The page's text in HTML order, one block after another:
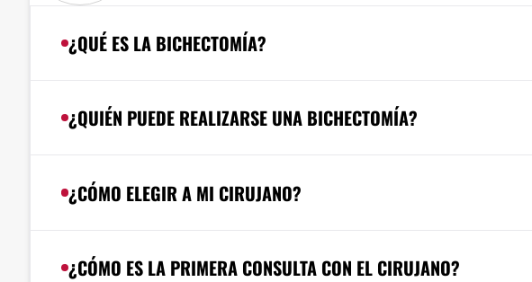
¿QUÉ ES LA BICHECTOMÍA?
¿QUIÉN PUEDE REALIZARSE UNA BICHECTOMÍA?
¿CÓMO ELEGIR A MI CIRUJANO?
¿CÓMO ES LA PRIMERA CONSULTA CON EL CIRUJANO?